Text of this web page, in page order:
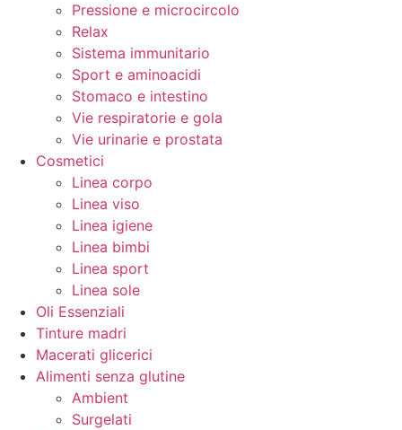
Pressione e microcircolo
Relax
Sistema immunitario
Sport e aminoacidi
Stomaco e intestino
Vie respiratorie e gola
Vie urinarie e prostata
Cosmetici
Linea corpo
Linea viso
Linea igiene
Linea bimbi
Linea sport
Linea sole
Oli Essenziali
Tinture madri
Macerati glicerici
Alimenti senza glutine
Ambient
Surgelati